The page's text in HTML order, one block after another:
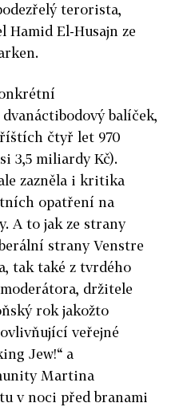
terorista,
Hamid El-Husajn ze
balíček,
čtyř let 970
3,5 miliardy Kč).
zazněla i kritika
opatření na
A to jak ze strany
strany Venstre
tak také z tvrdého
držitele
rok jakožto
veřejné
Jew!“ a
Martina
v noci před branami